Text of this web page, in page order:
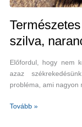
szilva,
Előfordul, hogy nem
azaz
probléma, ami nagyon
Természetes
Tovább »